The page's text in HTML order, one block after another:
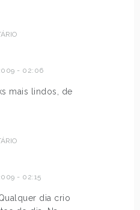
- 02:06
mais lindos, de
- 02:15
dia crio